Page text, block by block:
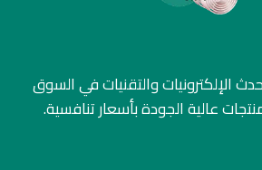
الإلكترونيات والتقنيات في السوق
عالية الجودة بأسعار تنافسية.